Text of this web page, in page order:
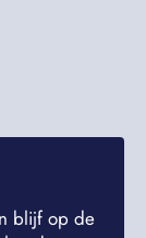
blijf op de